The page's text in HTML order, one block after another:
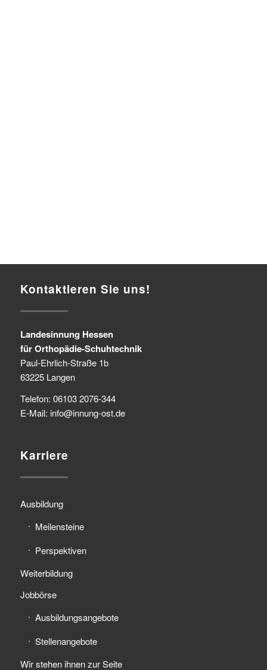
Kontaktieren Sie uns!
Landesinnung Hessen
für Orthopädie-Schuhtechnik
Paul-Ehrlich-Straße 1b
63225 Langen
Telefon: 06103 2076-344
E-Mail: info@innung-ost.de
Karriere
Ausbildung
Meilensteine
Perspektiven
Weiterbildung
Jobbörse
Ausbildungsangebote
Stellenangebote
Wir stehen ihnen zur Seite